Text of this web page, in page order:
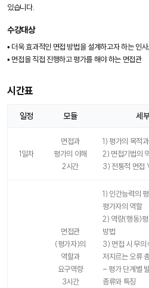
있습니다.
수강대상
• 더욱 효과적인 면접 방법을 설계하고자 하는 인
• 면접을 직접 진행하고 평가를 해야 하는 면접관
시간표
일정 모듈 세
1일차
면접과
평가의 이해
2시간
1) 평가의 목적
2) 면접기법의
3) 전통적 면접
면접관
(평가자)의
역할과
요구역량
3시간
1) 인간능력의
평가자의 역할
2) 역량(행동)
방법
3) 면접 시 무의
저지르는 오류
- 평가 단계별
종류와 특징